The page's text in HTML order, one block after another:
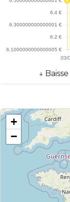
↓ Baisse
+
−